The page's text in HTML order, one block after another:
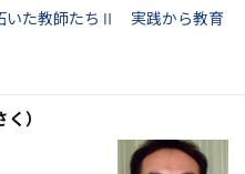
いた教師たちⅡ 実践から教育
）